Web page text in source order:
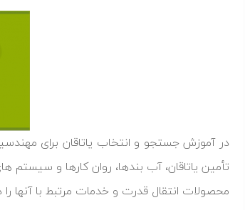
تأمین یاتاقان، آب بندها، روان کارها و
محصولات انتقال قدرت و خدمات مرتبط با آنها